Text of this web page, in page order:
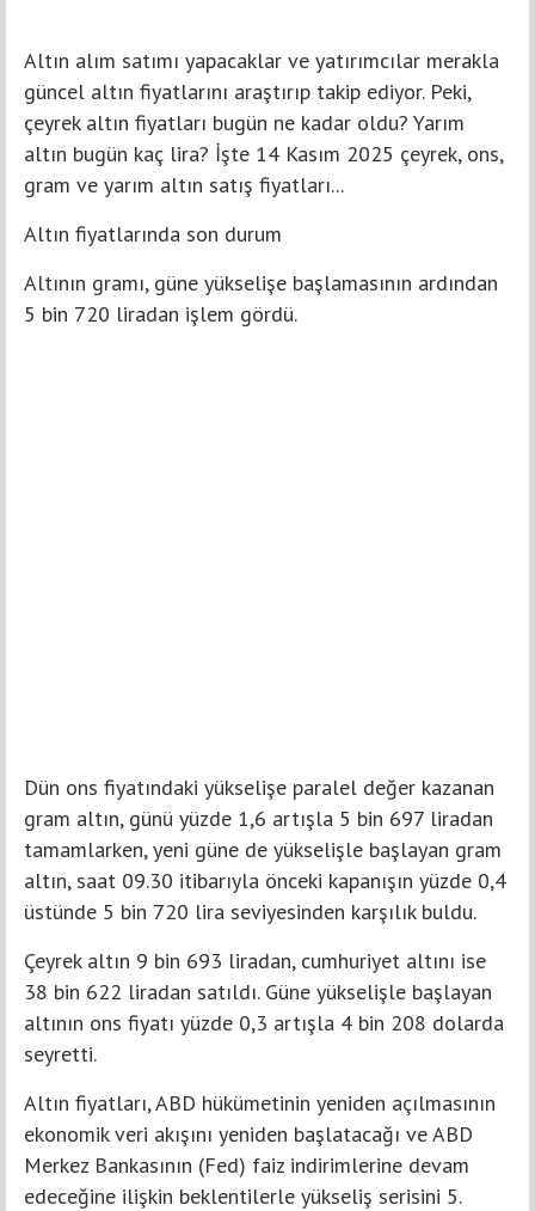
Altın alım satımı yapacaklar ve yatırımcılar merakla
güncel altın fiyatlarını araştırıp takip ediyor. Peki,
çeyrek altın fiyatları bugün ne kadar oldu? Yarım
altın bugün kaç lira? İşte 14 Kasım 2025 çeyrek, ons,
gram ve yarım altın satış fiyatları...
Altın fiyatlarında son durum
Altının gramı, güne yükselişe başlamasının ardından
5 bin 720 liradan işlem gördü.
Dün ons fiyatındaki yükselişe paralel değer kazanan
gram altın, günü yüzde 1,6 artışla 5 bin 697 liradan
tamamlarken, yeni güne de yükselişle başlayan gram
altın, saat 09.30 itibarıyla önceki kapanışın yüzde 0,4
üstünde 5 bin 720 lira seviyesinden karşılık buldu.
Çeyrek altın 9 bin 693 liradan, cumhuriyet altını ise
38 bin 622 liradan satıldı. Güne yükselişle başlayan
altının ons fiyatı yüzde 0,3 artışla 4 bin 208 dolarda
seyretti.
Altın fiyatları, ABD hükümetinin yeniden açılmasının
ekonomik veri akışını yeniden başlatacağı ve ABD
Merkez Bankasının (Fed) faiz indirimlerine devam
edeceğine ilişkin beklentilerle yükseliş serisini 5.